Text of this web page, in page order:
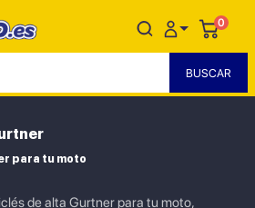
0
para tu moto
de alta Gurtner para tu moto,